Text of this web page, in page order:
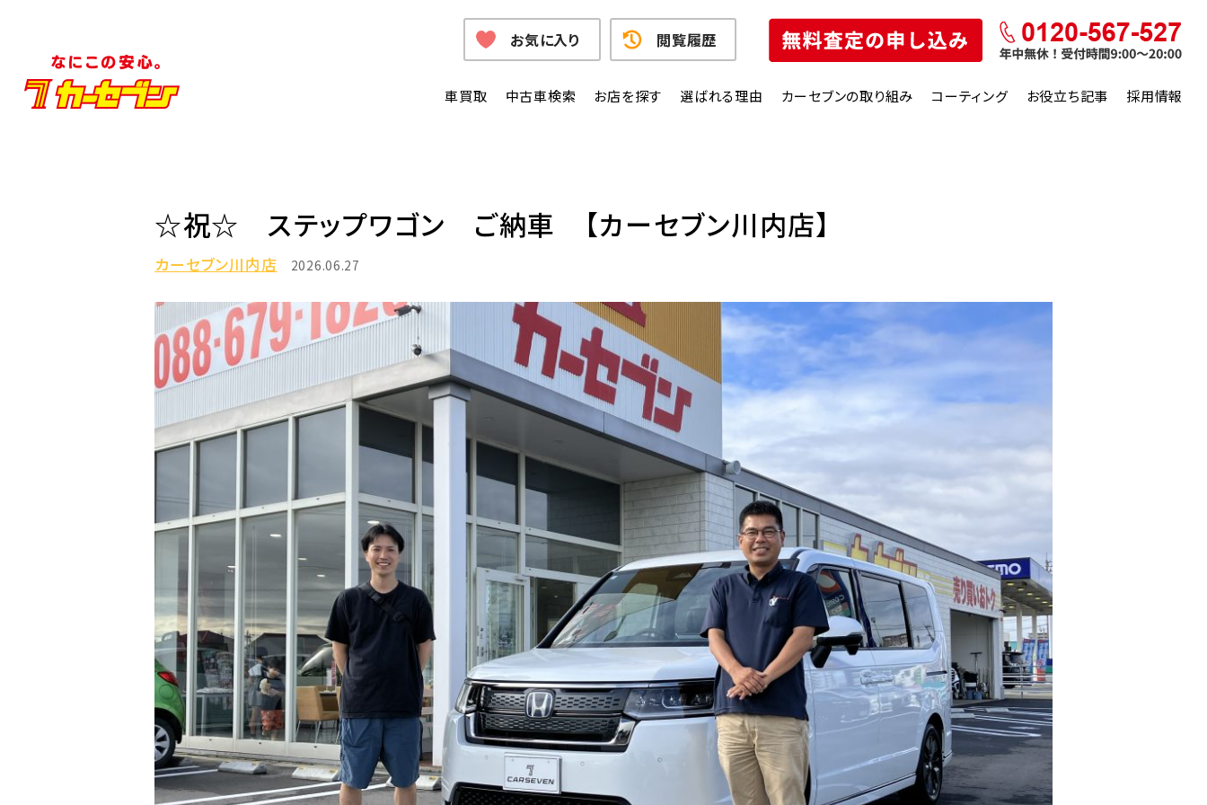
車買取 中古車検索 お店を探す 選ばれる理由 カーセブンの取り組み コーティング お役立ち記事 採用情報
お気に入り 閲覧履歴
☆祝☆ ステップワゴン ご納車 【カーセブン川内店】
カーセブン川内店 2026.06.27